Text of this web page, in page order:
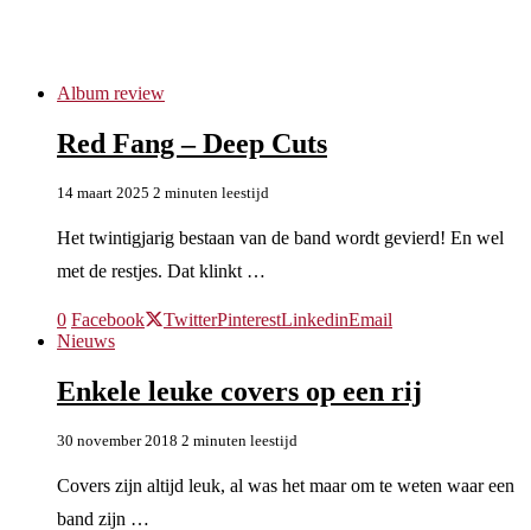
Album review
Red Fang – Deep Cuts
14 maart 2025 2 minuten leestijd
Het twintigjarig bestaan van de band wordt gevierd! En wel
met de restjes. Dat klinkt …
0 Facebook TwitterPinterestLinkedinEmail
Nieuws
Enkele leuke covers op een rij
30 november 2018 2 minuten leestijd
Covers zijn altijd leuk, al was het maar om te weten waar een
band zijn …